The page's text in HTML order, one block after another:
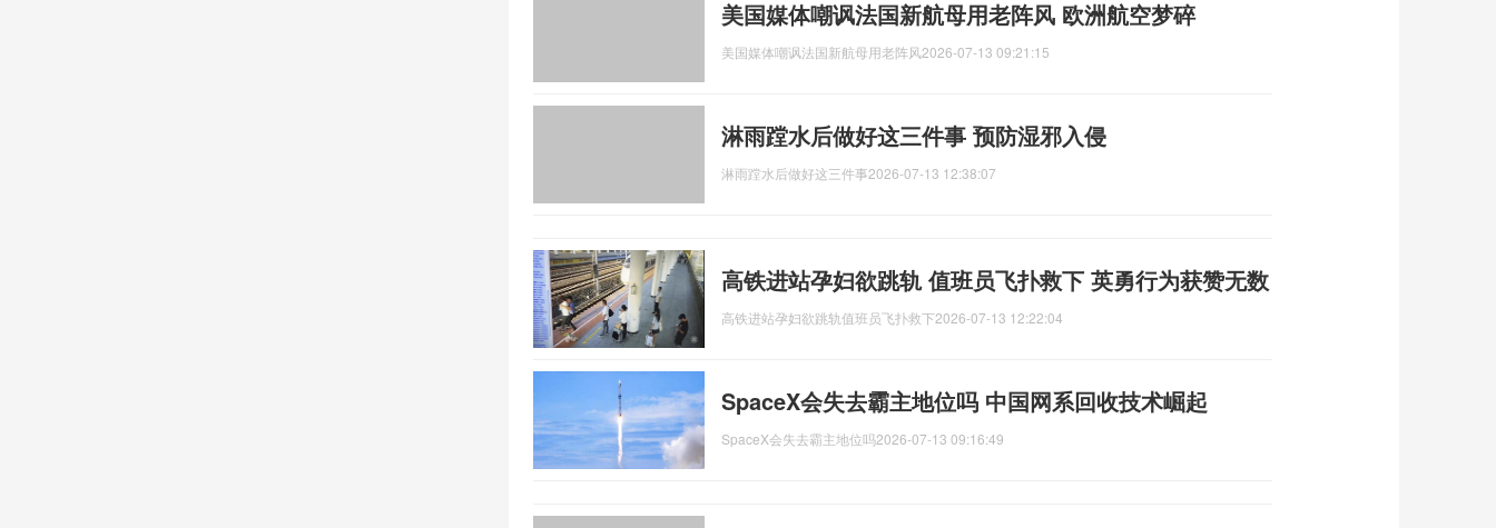
美国媒体嘲讽法国新航母用老阵风 欧洲航空梦碎
美国媒体嘲讽法国新航母用老阵风2026-07-13 09:21:15
淋雨蹚水后做好这三件事 预防湿邪入侵
淋雨蹚水后做好这三件事2026-07-13 12:38:07
高铁进站孕妇欲跳轨 值班员飞扑救下 英勇行为获赞无数
高铁进站孕妇欲跳轨值班员飞扑救下2026-07-13 12:22:04
SpaceX会失去霸主地位吗 中国网系回收技术崛起
SpaceX会失去霸主地位吗2026-07-13 09:16:49